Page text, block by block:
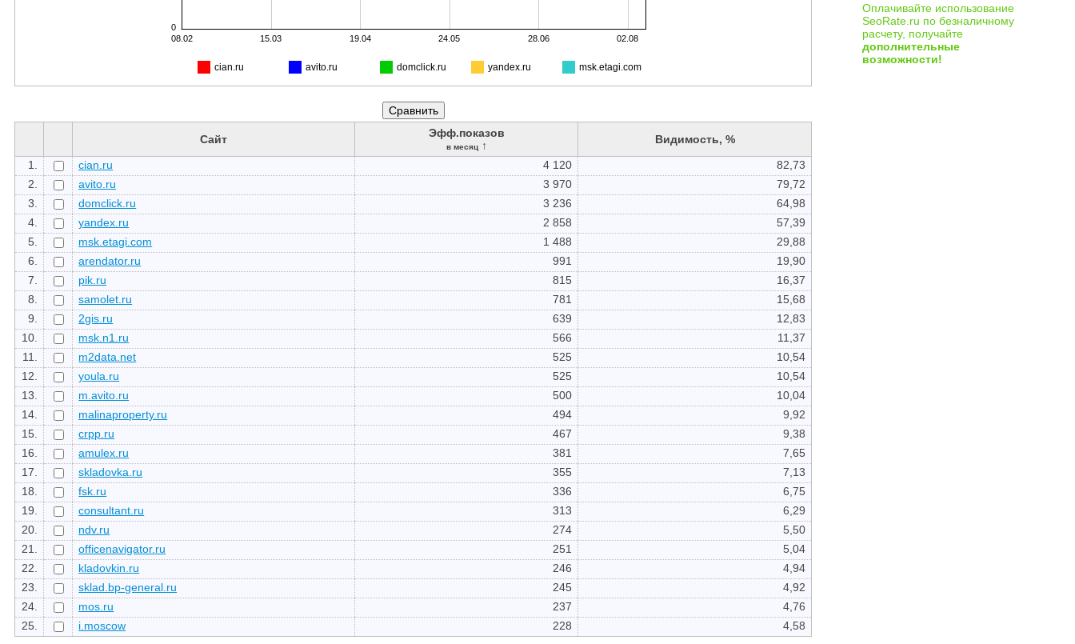
0
08.02 15.03 19.04 24.05 28.06 02.08
cian.ru avito.ru domclick.ru yandex.ru msk.etagi.com
Сайт Эфф.показов
в месяц↑
Видимость, %
1.
cian.ru 4 120
82,73
2.
avito.ru 3 970
79,72
3.
domclick.ru 3 236
64,98
4.
yandex.ru 2 858
57,39
5.
msk.etagi.com 1 488
29,88
6.
arendator.ru 991
19,90
7.
pik.ru 815
16,37
8.
samolet.ru 781
15,68
9.
2gis.ru 639
12,83
10.
msk.n1.ru 566
11,37
11.
m2data.net 525
10,54
12.
youla.ru 525
10,54
13.
m.avito.ru 500
10,04
14.
malinaproperty.ru 494
9,92
15.
crpp.ru 467
9,38
16.
amulex.ru 381
7,65
17.
skladovka.ru 355
7,13
18.
fsk.ru 336
6,75
19.
consultant.ru 313
6,29
20.
ndv.ru 274
5,50
21.
officenavigator.ru 251
5,04
22.
kladovkin.ru 246
4,94
23.
sklad.bp-general.ru 245
4,92
24.
mos.ru 237
4,76
25.
i.moscow 228
4,58
Оплачивайте использование
SeoRate.ru по безналичному
расчету, получайте
дополнительные
возможности!